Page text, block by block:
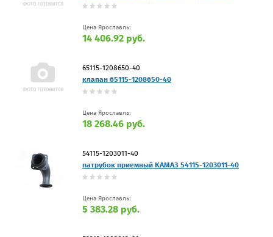
Цена Ярославль:
14 406.92 руб.
65115-1208650-40
клапан 65115-1208650-40
Цена Ярославль:
18 268.46 руб.
54115-1203011-40
патрубок приемный КАМАЗ 54115-1203011-40
Цена Ярославль:
5 383.28 руб.